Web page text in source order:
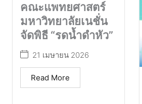
คณะแพทยศาสตร์
มหาวิทยาลัยเนชั่น
จัดพิธี “รดน้ำดำหัว”
21 เมษายน 2026
Read More